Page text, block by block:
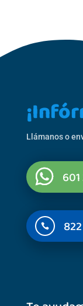
Llámanos o
